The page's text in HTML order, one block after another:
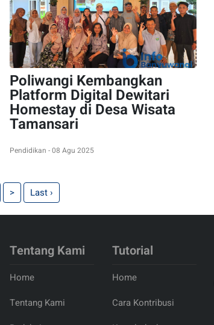
Poliwangi Kembangkan
Platform Digital Dewitari
Homestay di Desa Wisata
Tamansari
Pendidikan - 08 Agu 2025
> Last ›
Tentang Kami
Home
Tentang Kami
Tutorial
Home
Cara Kontribusi